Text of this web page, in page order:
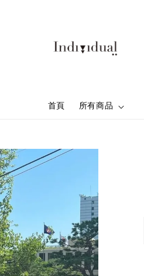
首頁 所有商品